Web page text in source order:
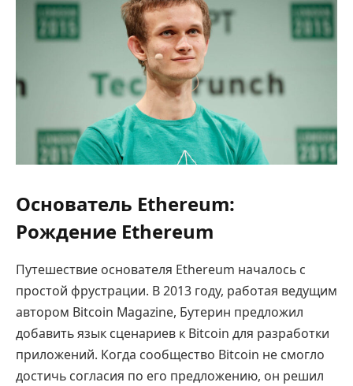
Основатель Ethereum:
Рождение Ethereum
Путешествие основателя Ethereum началось с
простой фрустрации. В 2013 году, работая ведущим
автором Bitcoin Magazine, Бутерин предложил
добавить язык сценариев к Bitcoin для разработки
приложений. Когда сообщество Bitcoin не смогло
достичь согласия по его предложению, он решил